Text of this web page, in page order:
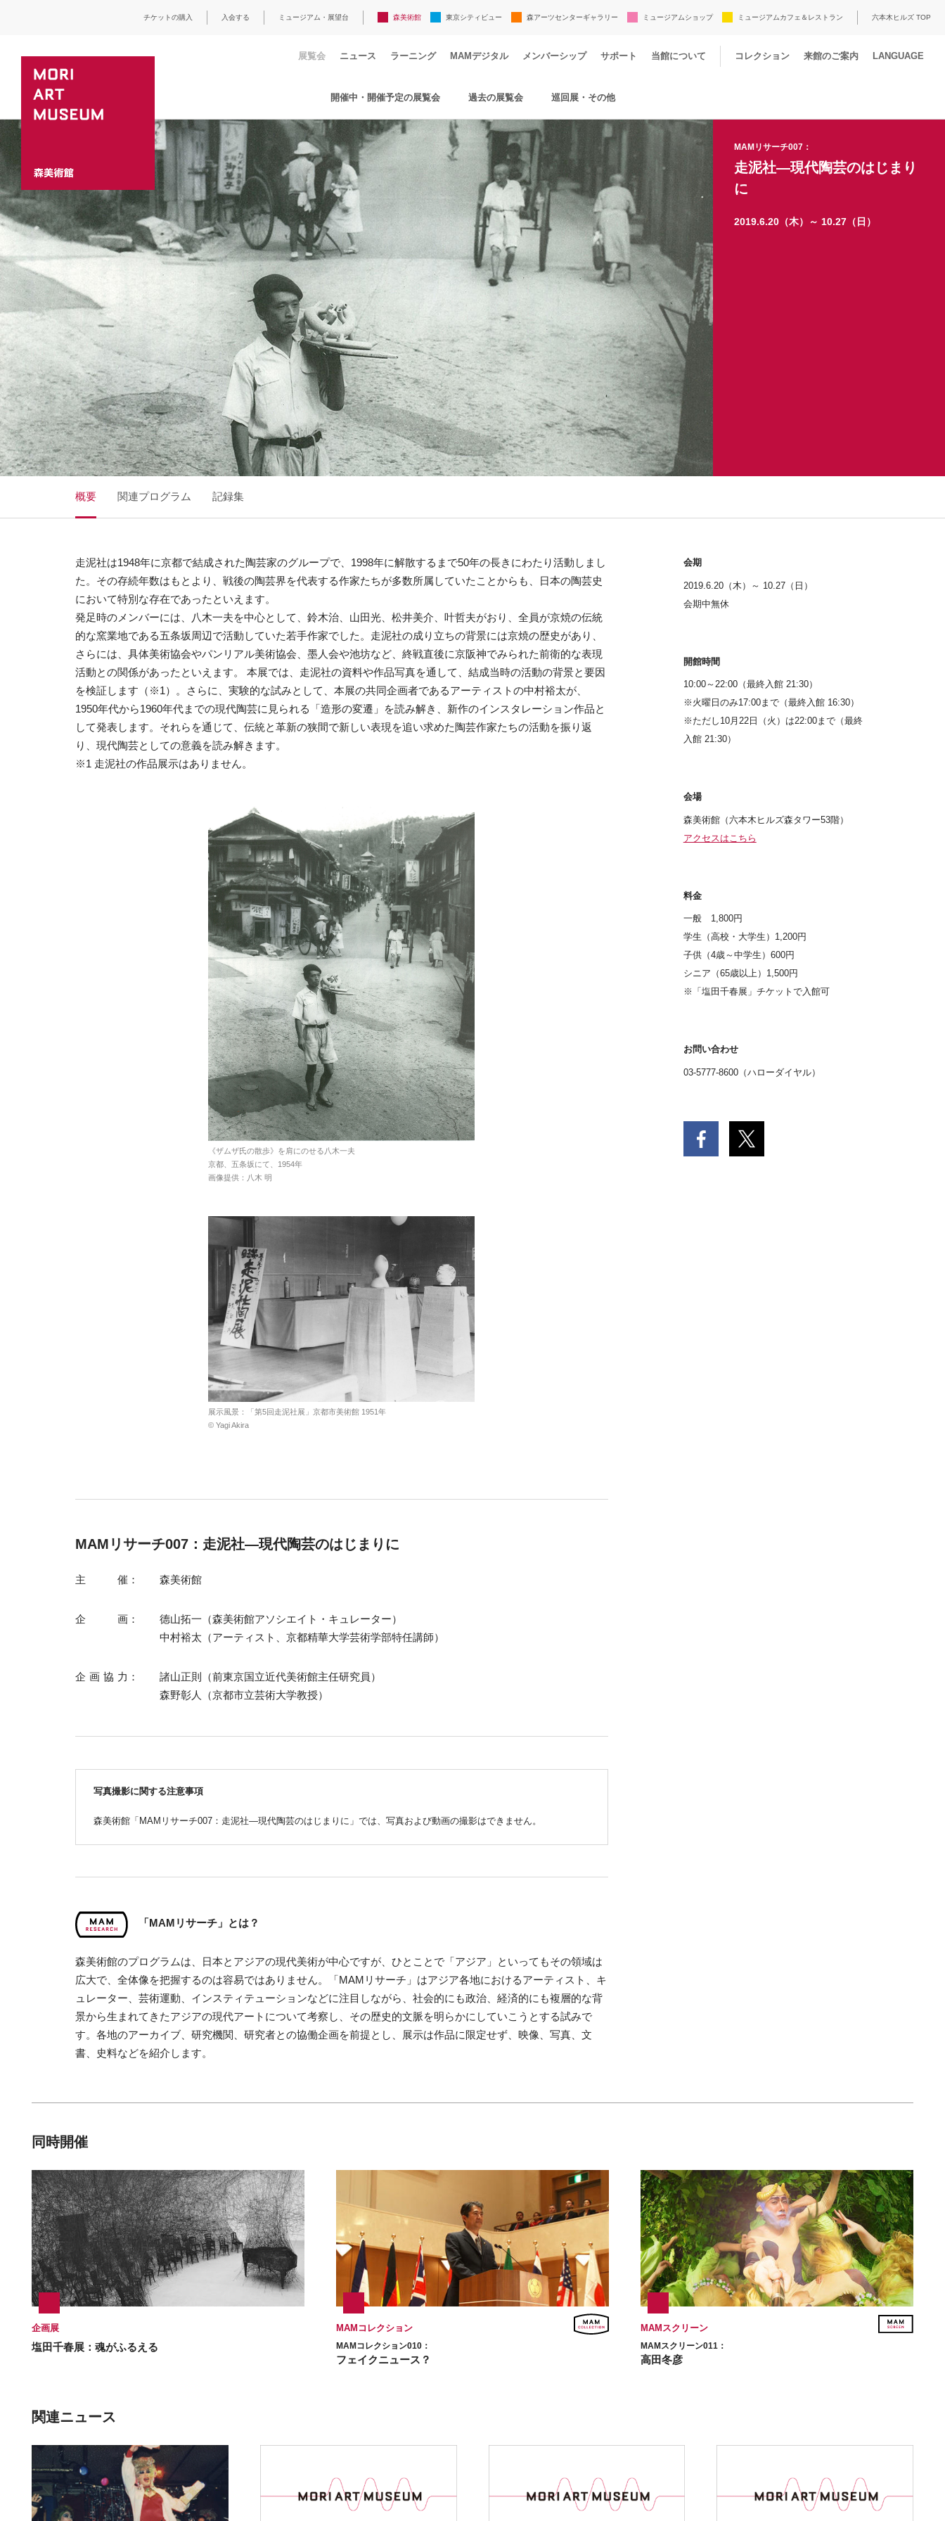
チケットの購入 入会する ミュージアム・展望台 森美術館 東京シティビュー 森アーツセンターギャラリー ミュージアムショップ ミュージアムカフェ＆レストラン 六本木ヒルズ TOP
展覧会 ニュース ラーニング MAMデジタル メンバーシップ サポート 当館について コレクション 来館のご案内 LANGUAGE
開催中・開催予定の展覧会 過去の展覧会 巡回展・その他
MAMリサーチ007：
走泥社―現代陶芸のはじまり
に
2019.6.20（木）～ 10.27（日）
概要 関連プログラム 記録集
走泥社は1948年に京都で結成された陶芸家のグループで、1998年に解散するまで50年の長きにわたり活動しまし
た。その存続年数はもとより、戦後の陶芸界を代表する作家たちが多数所属していたことからも、日本の陶芸史
において特別な存在であったといえます。
発足時のメンバーには、八木一夫を中心として、鈴木治、山田光、松井美介、叶哲夫がおり、全員が京焼の伝統
的な窯業地である五条坂周辺で活動していた若手作家でした。走泥社の成り立ちの背景には京焼の歴史があり、
さらには、具体美術協会やパンリアル美術協会、墨人会や池坊など、終戦直後に京阪神でみられた前衛的な表現
活動との関係があったといえます。 本展では、走泥社の資料や作品写真を通して、結成当時の活動の背景と要因
を検証します（※1）。さらに、実験的な試みとして、本展の共同企画者であるアーティストの中村裕太が、
1950年代から1960年代までの現代陶芸に見られる「造形の変遷」を読み解き、新作のインスタレーション作品と
して発表します。それらを通じて、伝統と革新の狭間で新しい表現を追い求めた陶芸作家たちの活動を振り返
り、現代陶芸としての意義を読み解きます。
※1 走泥社の作品展示はありません。
《ザムザ氏の散歩》を肩にのせる八木一夫
京都、五条坂にて、1954年
画像提供：八木 明
展示風景：「第5回走泥社展」京都市美術館 1951年
© Yagi Akira
会期
2019.6.20（木）～ 10.27（日）
会期中無休
開館時間
10:00～22:00（最終入館 21:30）
※火曜日のみ17:00まで（最終入館 16:30）
※ただし10月22日（火）は22:00まで（最終
入館 21:30）
会場
森美術館（六本木ヒルズ森タワー53階）
アクセスはこちら
料金
一般 1,800円
学生（高校・大学生）1,200円
子供（4歳～中学生）600円
シニア（65歳以上）1,500円
※「塩田千春展」チケットで入館可
お問い合わせ
03-5777-8600（ハローダイヤル）
MAMリサーチ007：走泥社―現代陶芸のはじまりに
主催 森美術館
企画
德山拓一（森美術館アソシエイト・キュレーター）
中村裕太（アーティスト、京都精華大学芸術学部特任講師）
企画協力
諸山正則（前東京国立近代美術館主任研究員）
森野彰人（京都市立芸術大学教授）
写真撮影に関する注意事項
森美術館「MAMリサーチ007：走泥社―現代陶芸のはじまりに」では、写真および動画の撮影はできません。
「MAMリサーチ」とは？
森美術館のプログラムは、日本とアジアの現代美術が中心ですが、ひとことで「アジア」といってもその領域は
広大で、全体像を把握するのは容易ではありません。「MAMリサーチ」はアジア各地におけるアーティスト、キ
ュレーター、芸術運動、インスティテューションなどに注目しながら、社会的にも政治、経済的にも複層的な背
景から生まれてきたアジアの現代アートについて考察し、その歴史的文脈を明らかにしていこうとする試みで
す。各地のアーカイブ、研究機関、研究者との協働企画を前提とし、展示は作品に限定せず、映像、写真、文
書、史料などを紹介します。
同時開催
企画展
塩田千春展：魂がふるえる
MAMコレクション
MAMコレクション010：
フェイクニュース？
MAMスクリーン
MAMスクリーン011：
高田冬彦
関連ニュース